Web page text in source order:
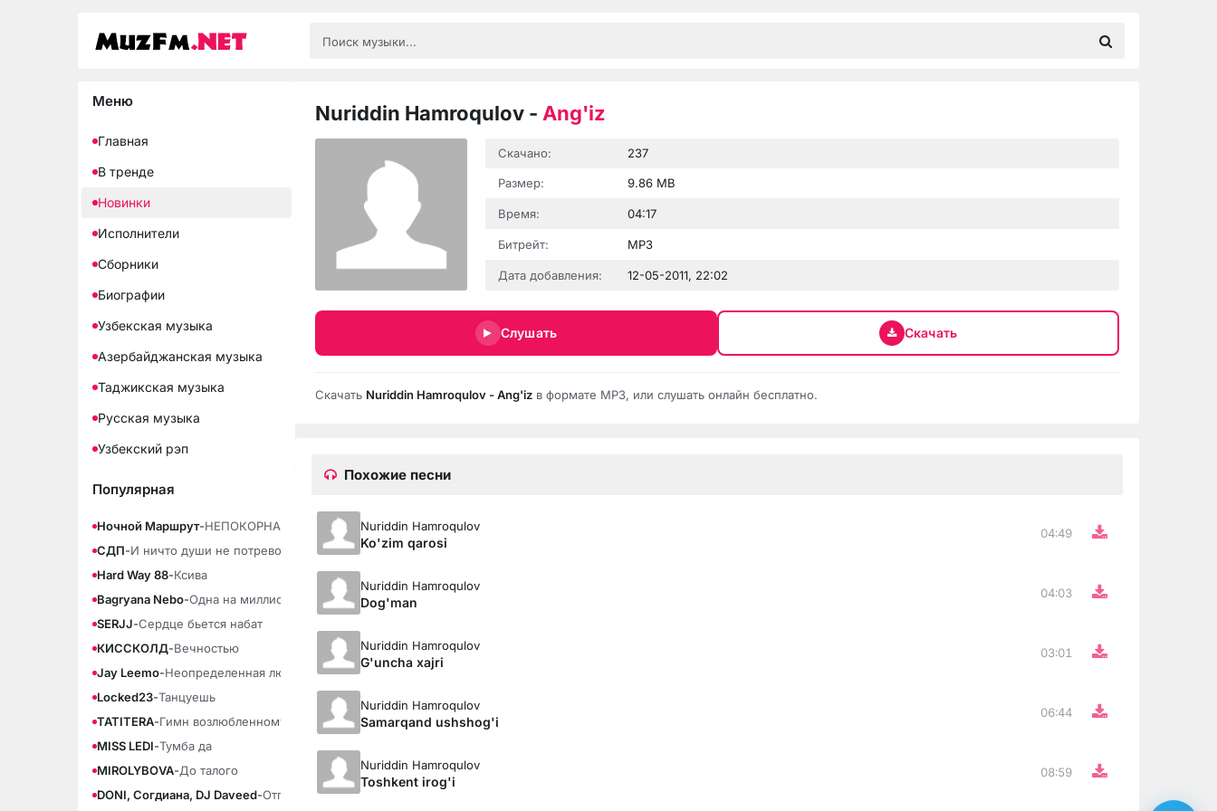
Меню
Главная
В тренде
Новинки
Исполнители
Сборники
Биографии
Узбекская музыка
Азербайджанская музыка
Таджикская музыка
Русская музыка
Узбекский рэп
Популярная
Ночной Маршрут-НЕПОКОРНАЯ
СДП-И ничто души не потревожит
Hard Way 88-Ксива
Bagryana Nebo-Одна на миллион
SERJJ-Сердце бьется набат
КИССКОЛД-Вечностью
Jay Leemo-Неопределенная любовь
Locked23-Танцуешь
TATITERA-Гимн возлюбленному
MISS LEDI-Тумба да
MIROLYBOVA-До талого
DONI, Согдиана, DJ Daveed-Отпускай
Nuriddin Hamroqulov - Ang'iz
Скачано: 237
Размер: 9.86 MB
Время: 04:17
Битрейт: MP3
Дата добавления: 12-05-2011, 22:02
Слушать Скачать
Скачать Nuriddin Hamroqulov - Ang'iz в формате MP3, или слушать онлайн бесплатно.
Похожие песни
Nuriddin Hamroqulov
Ko'zim qarosi
04:49
Nuriddin Hamroqulov
Dog'man
04:03
Nuriddin Hamroqulov
G'uncha xajri
03:01
Nuriddin Hamroqulov
Samarqand ushshog'i
06:44
Nuriddin Hamroqulov
Toshkent irog'i
08:59